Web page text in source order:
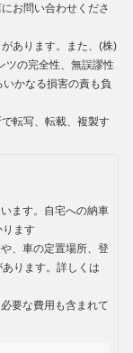
お問い合わせくださ
あります。また、(株)
ツの完全性、無誤謬性
かなる損害の責も負
転写、転載、複製す
ます。自宅への納車
ります
、車の定置場所、登
ります。詳しくは
要な費用も含まれて